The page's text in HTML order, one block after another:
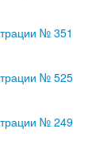
№ 351
№ 525
№ 249